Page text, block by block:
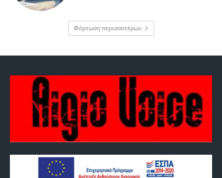
Φόρτωση περισσοτέρων